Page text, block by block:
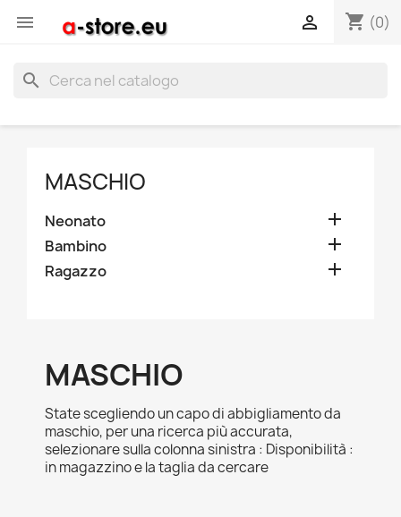
 shopping_cart (0)

search
MASCHIO
Neonato 
Bambino 
Ragazzo 
MASCHIO
State scegliendo un capo di abbigliamento da
maschio, per una ricerca più accurata,
selezionare sulla colonna sinistra : Disponibilità :
in magazzino e la taglia da cercare